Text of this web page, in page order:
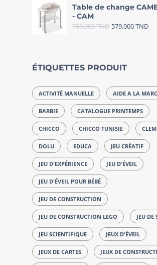
Table de change
- CAM
700,000TND 579,000TND
ÉTIQUETTES PRODUIT
ACTIVITÉ MANUELLE AIDE A LA
BARBIE CATALOGUE PRINTEMPS
CHICCO CHICCO TUNISIE
DOLU EDUCA JEU CRÉATIF
JEU D'EXPÉRIENCE JEU D'ÉVEIL
JEU D'ÉVEIL POUR BÉBÉ
JEU DE CONSTRUCTION
JEU DE CONSTRUCTION LEGO JEU DE
JEU SCIENTIFIQUE JEUX D'ÉVEIL
JEUX DE CARTES JEUX DE